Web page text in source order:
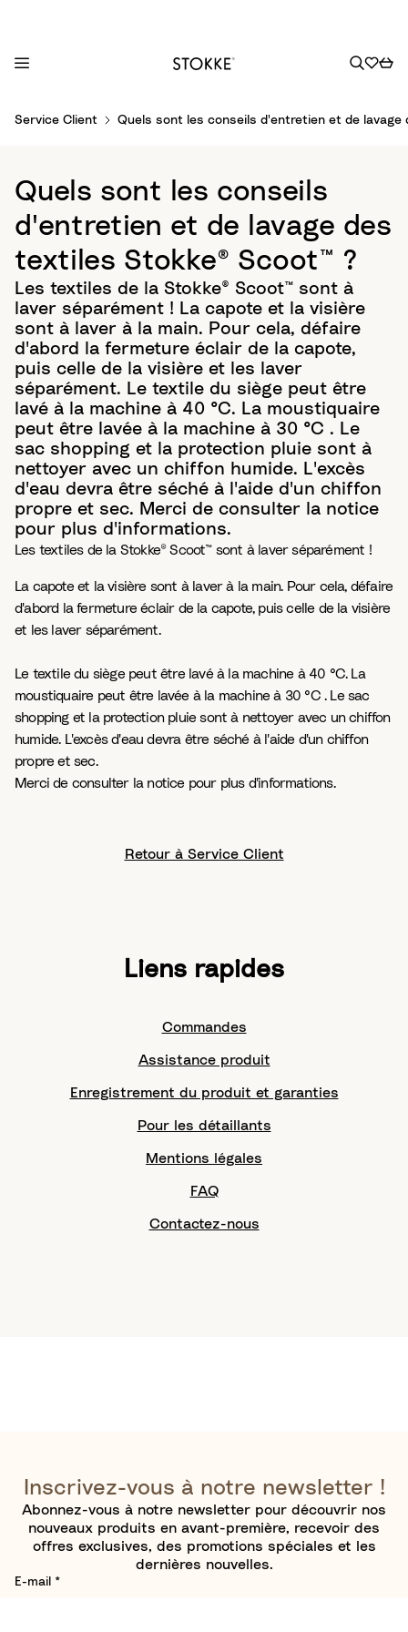
Service Client Quels sont les conseils d'entretien et de lavage
Quels sont les conseils
d'entretien et de lavage des
textiles Stokke® Scoot™ ?
Les textiles de la Stokke® Scoot™ sont à
laver séparément ! La capote et la visière
sont à laver à la main. Pour cela, défaire
d'abord la fermeture éclair de la capote,
puis celle de la visière et les laver
séparément. Le textile du siège peut être
lavé à la machine à 40 °C. La moustiquaire
peut être lavée à la machine à 30 °C . Le
sac shopping et la protection pluie sont à
nettoyer avec un chiffon humide. L'excès
d'eau devra être séché à l'aide d'un chiffon
propre et sec. Merci de consulter la notice
pour plus d'informations.
Les textiles de la Stokke® Scoot™ sont à laver séparément !
La capote et la visière sont à laver à la main. Pour cela, défaire
d'abord la fermeture éclair de la capote, puis celle de la visière
et les laver séparément.
Le textile du siège peut être lavé à la machine à 40 °C. La
moustiquaire peut être lavée à la machine à 30 °C . Le sac
shopping et la protection pluie sont à nettoyer avec un chiffon
humide. L'excès d'eau devra être séché à l'aide d'un chiffon
propre et sec.
Merci de consulter la notice pour plus d'informations.
Retour à Service Client
Liens rapides
Commandes
Assistance produit
Enregistrement du produit et garanties
Pour les détaillants
Mentions légales
FAQ
Contactez-nous
Inscrivez-vous à notre newsletter !
Abonnez-vous à notre newsletter pour découvrir nos
nouveaux produits en avant-première, recevoir des
offres exclusives, des promotions spéciales et les
dernières nouvelles.
E-mail *